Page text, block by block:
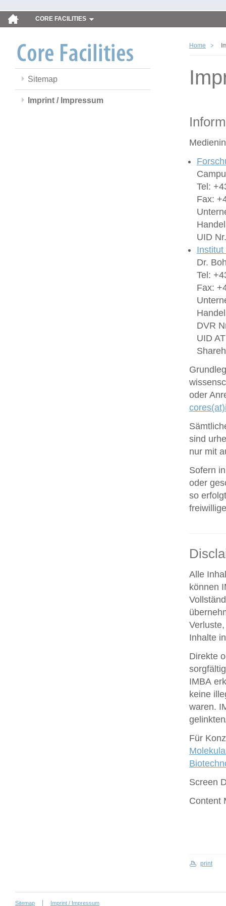
CORE FACILITIES
Sitemap
Imprint / Impressum
Home
Tel:
Fax:
UID
Dr.
Tel:
Fax:
DVR
UID
oder
sind
nur mit
Sofern
oder
so
Alle
können
Inhalte
Direkte
IMBA
keine
waren.
Für
Screen
Content
print
Sitemap Imprint / Impressum